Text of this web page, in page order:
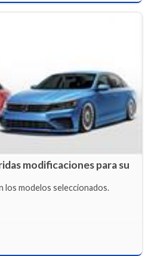
modificaciones para su
los modelos seleccionados.